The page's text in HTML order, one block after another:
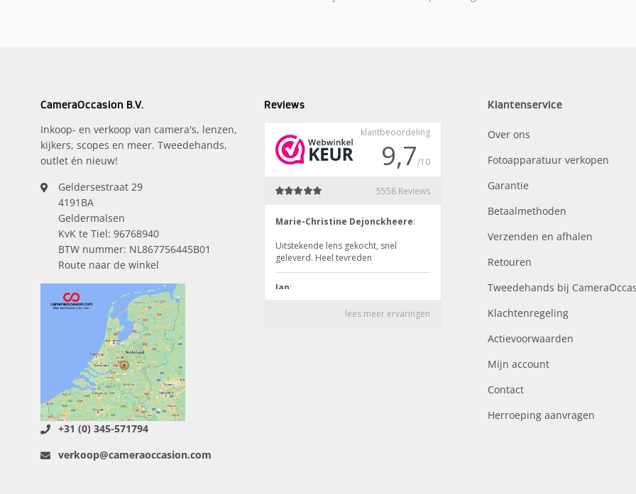
CameraOccasion B.V.
Inkoop- en verkoop van camera's, lenzen,
kijkers, scopes en meer. Tweedehands,
outlet én nieuw!
Geldersestraat 29
4191BA
Geldermalsen
KvK te Tiel: 96768940
BTW nummer: NL867756445B01
Route naar de winkel
+31 (0) 345-571794
verkoop@cameraoccasion.com
Reviews Klantenservice
Over ons
Fotoapparatuur verkopen
Garantie
Betaalmethoden
Verzenden en afhalen
Retouren
Tweedehands bij
Klachtenregeling
Actievoorwaarden
Mijn account
Contact
Herroeping aanvragen